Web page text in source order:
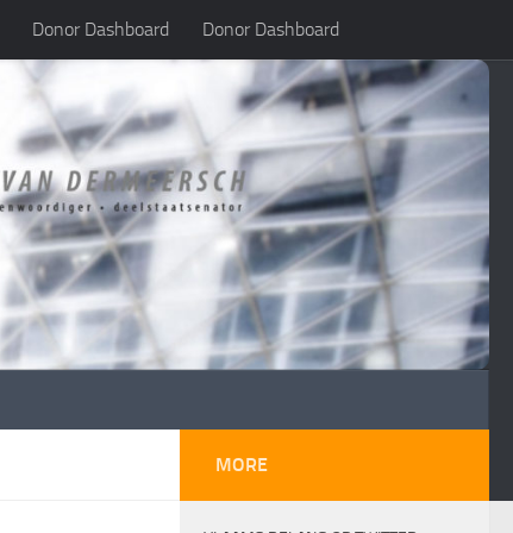
Donor Dashboard Donor Dashboard
MORE